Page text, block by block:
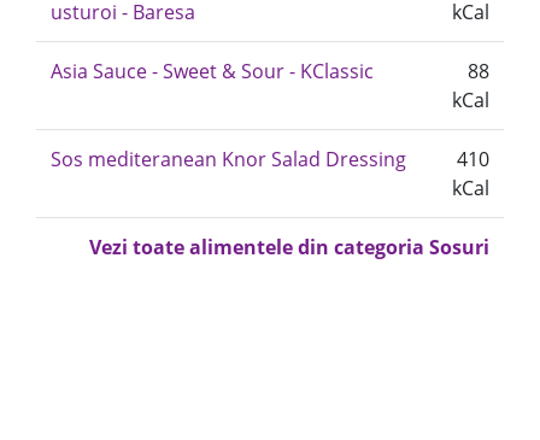
usturoi - Baresa
kCal
Asia Sauce - Sweet & Sour - KClassic
88
kCal
Sos mediteranean Knor Salad Dressing
410
kCal
Vezi toate alimentele din categoria Sosuri